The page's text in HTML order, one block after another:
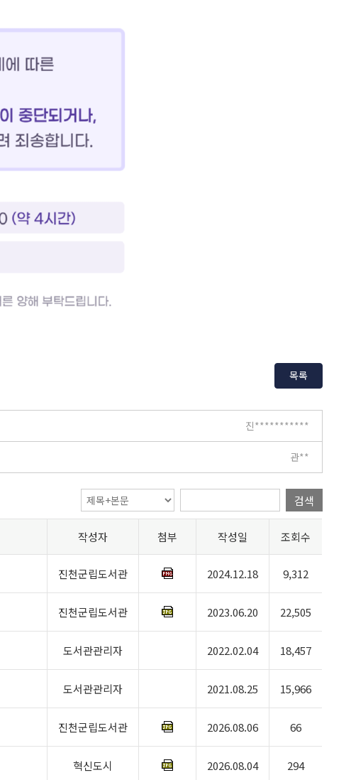
목록
진***********
관**
검색
작성자 첨부 작성일 조회수
진천군립도서관 2024.12.18 9,312
진천군립도서관 2023.06.20 22,505
도서관관리자 2022.02.04 18,457
도서관관리자 2021.08.25 15,966
진천군립도서관 2026.08.06 66
혁신도시 2026.08.04 294